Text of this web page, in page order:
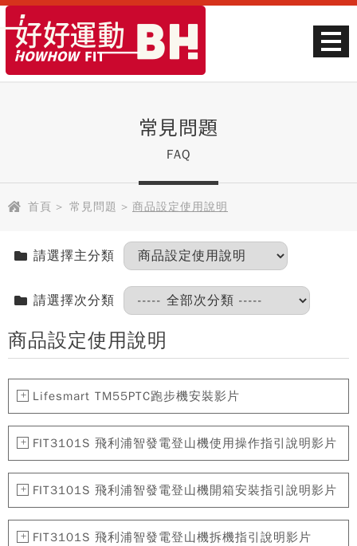
常見問題
FAQ
首頁 > 常見問題 > 商品設定使用說明
請選擇主分類
請選擇次分類
商品設定使用說明
Lifesmart TM55PTC跑步機安裝影片
FIT3101S 飛利浦智發電登山機使用操作指引說明影片
FIT3101S 飛利浦智發電登山機開箱安裝指引說明影片
FIT3101S 飛利浦智發電登山機拆機指引說明影片